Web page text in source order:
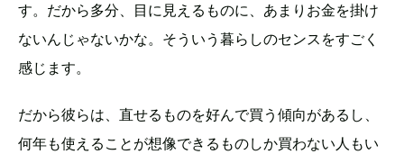
す。だから多分、目に見えるものに、あまりお金を掛け
ないんじゃないかな。そういう暮らしのセンスをすごく
感じます。
だから彼らは、直せるものを好んで買う傾向があるし、
何年も使えることが想像できるものしか買わない人もい